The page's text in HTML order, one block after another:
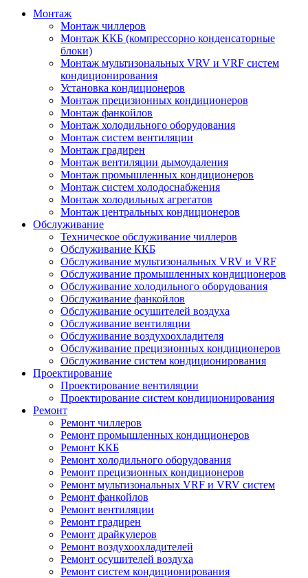
Монтаж
Монтаж чиллеров
Монтаж ККБ (компрессорно конденсаторные
блоки)
Монтаж мультизональных VRV и VRF систем
кондиционирования
Установка кондиционеров
Монтаж прецизионных кондиционеров
Монтаж фанкойлов
Монтаж холодильного оборудования
Монтаж систем вентиляции
Монтаж градирен
Монтаж вентиляции дымоудаления
Монтаж промышленных кондиционеров
Монтаж систем холодоснабжения
Монтаж холодильных агрегатов
Монтаж центральных кондиционеров
Обслуживание
Техническое обслуживание чиллеров
Обслуживание ККБ
Обслуживание мультизональных VRV и VRF
Обслуживание промышленных кондиционеров
Обслуживание холодильного оборудования
Обслуживание фанкойлов
Обслуживание осушителей воздуха
Обслуживание вентиляции
Обслуживание воздухоохладителя
Обслуживание прецизионных кондиционеров
Обслуживание систем кондиционирования
Проектирование
Проектирование вентиляции
Проектирование систем кондиционирования
Ремонт
Ремонт чиллеров
Ремонт промышленных кондиционеров
Ремонт ККБ
Ремонт холодильного оборудования
Ремонт прецизионных кондиционеров
Ремонт мультизональных VRF и VRV систем
Ремонт фанкойлов
Ремонт вентиляции
Ремонт градирен
Ремонт драйкулеров
Ремонт воздухоохладителей
Ремонт осушителей воздуха
Ремонт систем кондиционирования